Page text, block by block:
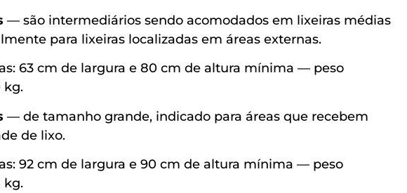
— são intermediários sendo acomodados em lixeiras médias
para lixeiras localizadas em áreas externas.
63 cm de largura e 80 cm de altura mínima — peso
kg.
— de tamanho grande, indicado para áreas que recebem
de lixo.
92 cm de largura e 90 cm de altura mínima — peso
kg.